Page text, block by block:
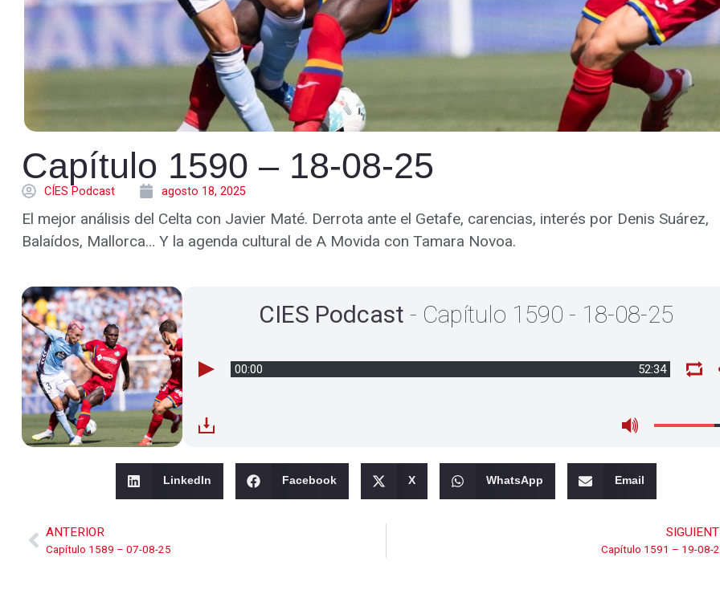
Capítulo 1590 – 18-08-25
CÍES Podcast agosto 18, 2025
El mejor análisis del Celta con Javier Maté. Derrota ante el Getafe, carencias, interés por Denis Suárez,
Balaídos, Mallorca… Y la agenda cultural de A Movida con Tamara Novoa.
CIES Podcast - Capítulo 1590 - 18-08-25
00:00 52:34
LinkedIn Facebook X WhatsApp Email
ANTERIOR
Capítulo 1589 – 07-08-25 Capítulo 1591 – 19-08-